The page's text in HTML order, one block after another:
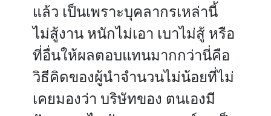
แล้ว เป็นเพราะบุคลากรเหล่านี้
ไม่สู้งาน หนักไม่เอา เบาไม่สู้ หรือ
ที่อื่นให้ผลตอบแทนมากกว่านี่คือ
วิธีคิดของผู้นําจํานวนไม่น้อยที่ไม่
เคยมองว่า บริษัทของ ตนเองมี